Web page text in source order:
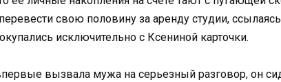
свою половину за аренду студии,
исключительно с Ксениной карточки.
вызвала мужа на серьезный разговор, он